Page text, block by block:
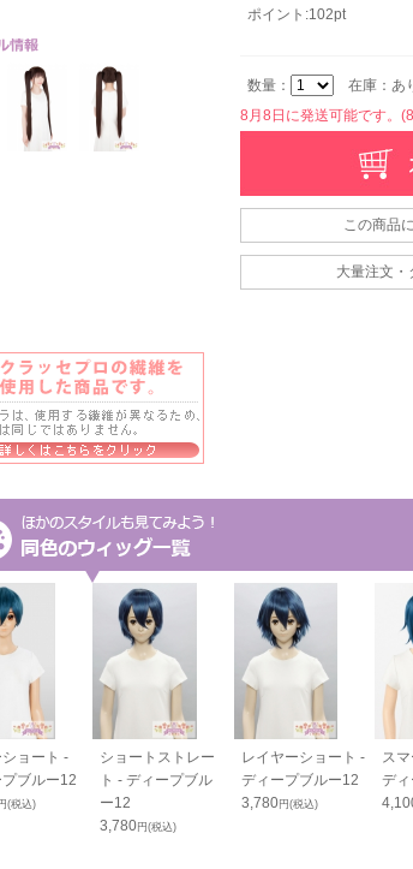
ポイント:102pt
数量：
在庫：あ
8月8日に発送可能です。
この商品
大量注文・
ョート -
ブルー12
(税込)
ショートストレー
ト - ディープブル
ー12
3,780円(税込)
レイヤーショート -
ディープブルー12
3,780円(税込)
ス
デ